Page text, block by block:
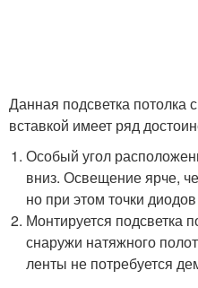
Данная подсветка потолка
вставкой имеет ряд
Особый угол
вниз. Освещение ярче,
но при этом точки
Монтируется подсветка
снаружи натяжного
ленты не потребуется